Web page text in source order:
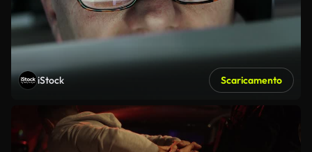
iStock Scaricamento